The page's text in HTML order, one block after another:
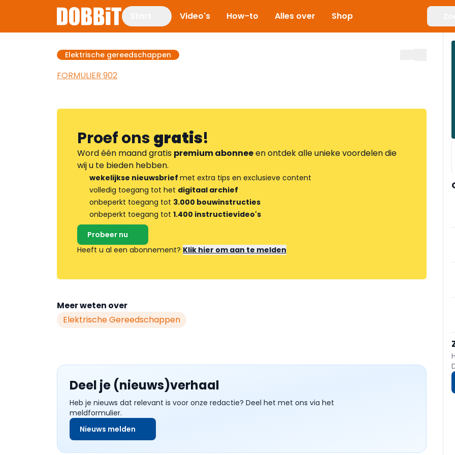
Video's How-to Alles over Shop
Elektrische gereedschappen
FORMULIER 902
Proef onsgratis!
Word één maand gratis premium abonneeen ontdek alle unieke voordelen die
wij u te bieden hebben.
wekelijkse nieuwsbrief met extra tips en exclusieve content
volledig toegang tot het digitaal archief
onbeperkt toegang tot 3.000 bouwinstructies
onbeperkt toegang tot 1.400 instructievideo's
Probeer nu
Heeft u al een abonnement? Klik hier om aan te melden
Meer weten over
Elektrische Gereedschappen
Deel je (nieuws)verhaal
Heb je nieuws dat relevant is voor onze redactie? Deel het met ons via het
meldformulier.
Nieuws melden